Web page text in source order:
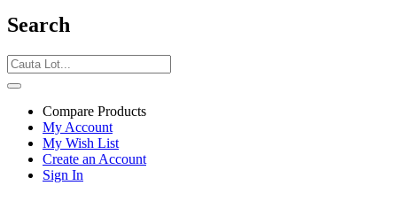
Search
Compare Products
My Account
My Wish List
Create an Account
Sign In